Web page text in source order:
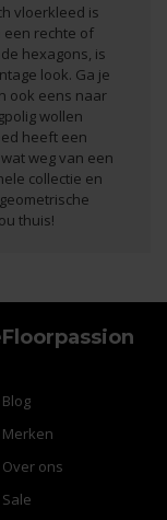
vloerkleed is
een rechte of
hexagons, is
look. Ga je
ook eens naar
wollen
heeft een
weg van een
collectie en
thuis!
Floorpassion
Blog
Merken
Over ons
Sale